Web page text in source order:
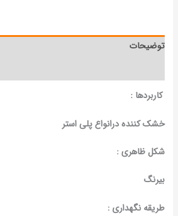
توضیحات
کاربردها :
خشک کننده درانواع پلی استر
شکل ظاهری :
بیرنگ
طریقه نگهداری :